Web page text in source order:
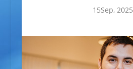
15Sep, 2025